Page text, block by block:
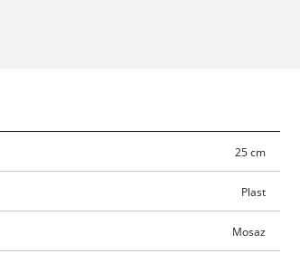
25 cm
Plast
Mosaz